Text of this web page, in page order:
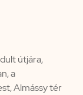
útjára,
a
Almássy tér